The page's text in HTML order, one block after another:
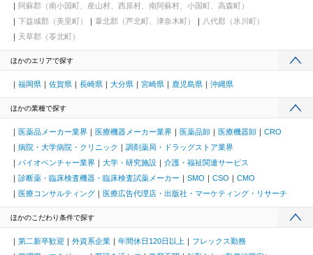
阿蘇郡（南小国町、産山村、西原村、南阿蘇村、小国町、高森町）
下益城郡（美里町）
葦北郡（芦北町、津奈木町）
八代郡（氷川町）
天草郡（苓北町）
ほかのエリアで探す
福岡県 佐賀県 長崎県 大分県 宮崎県 鹿児島県 沖縄県
ほかの業種で探す
医薬品メーカー業界 医療機器メーカー業界 医薬品卸 医療機器卸
CRO
病院・大学病院・クリニック
調剤薬局・ドラッグストア業界
バイオベンチャー業界
大学・研究施設
介護・福祉関連サービス
診断薬・臨床検査機器・臨床検査試薬メーカー
SMO CSO
CMO
医療コンサルティング
医療広告代理店・出版社・マーケティング・リサーチ
ほかのこだわり条件で探す
第二新卒歓迎 外資系企業 年間休日120日以上
フレックス勤務